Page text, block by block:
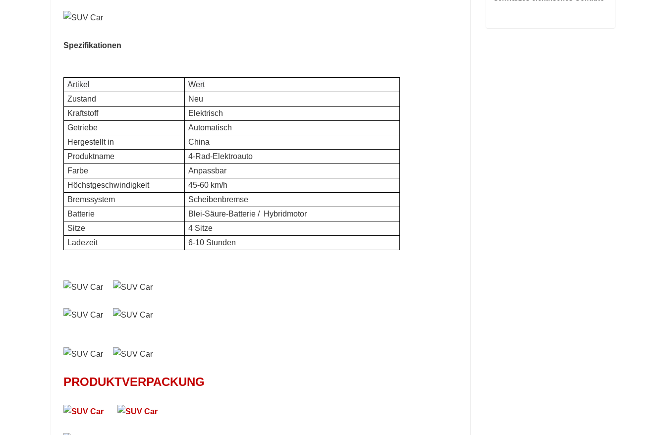
Spezifikationen
Artikel
Wert
Zustand
Neu
Kraftstoff
Elektrisch
Getriebe
Automatisch
Hergestellt in
China
Produktname
4-Rad-Elektroauto
Farbe
Anpassbar
Höchstgeschwindigkeit
45-60 km/h
Bremssystem
Scheibenbremse
Batterie
Blei-Säure-Batterie / Hybridmotor
Sitze
4 Sitze
Ladezeit
6-10 Stunden
PRODUKTVERPACKUNG